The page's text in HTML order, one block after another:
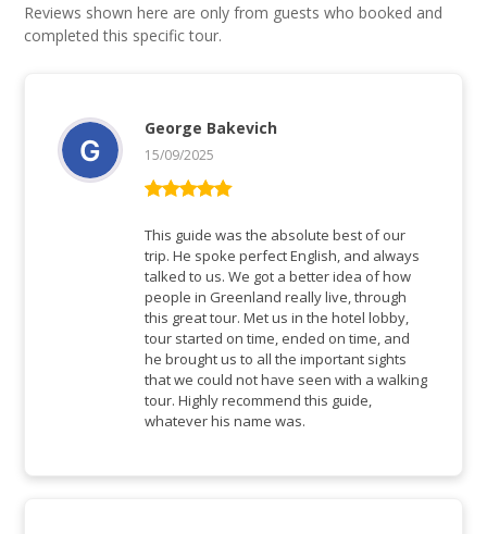
Reviews shown here are only from guests who booked and
completed this specific tour.
of 5
George Bakevich
15/09/2025
This guide was the absolute best of our
trip. He spoke perfect English, and always
talked to us. We got a better idea of how
people in Greenland really live, through
this great tour. Met us in the hotel lobby,
tour started on time, ended on time, and
he brought us to all the important sights
that we could not have seen with a walking
tour. Highly recommend this guide,
whatever his name was.